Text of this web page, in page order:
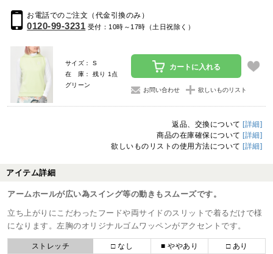
お電話でのご注文（代金引換のみ）
0120-99-3231 受付：10時～17時（土日祝除く）
サイズ： S
在 庫： 残り 1点
グリーン
カートに入れる
お問い合わせ 欲しいものリスト
返品、交換について [詳細]
商品の在庫確保について [詳細]
欲しいものリストの使用方法について [詳細]
アイテム詳細
アームホールが広い為スイング等の動きもスムーズです。
立ち上がりにこだわったフードや両サイドのスリットで着るだけで様
になります。左胸のオリジナルゴムワッペンがアクセントです。
ストレッチ □ なし ■ ややあり
□ あり